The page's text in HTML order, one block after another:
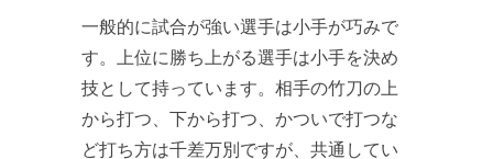
一般的に試合が強い選手は小手が巧みで
す。上位に勝ち上がる選手は小手を決め
技として持っています。相手の竹刀の上
から打つ、下から打つ、かついで打つな
ど打ち方は千差万別ですが、共通してい